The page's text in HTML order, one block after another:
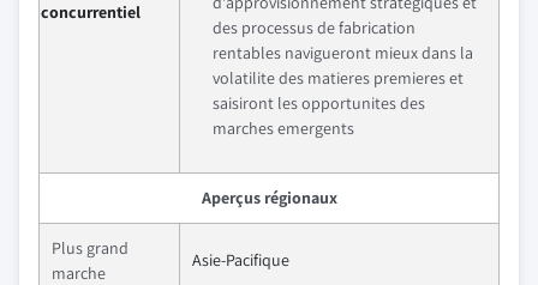
concurrentiel
des processus de fabrication
rentables navigueront mieux dans la
volatilite des matieres premieres et
saisiront les opportunites des
marches emergents
Aperçus régionaux
Plus grand
marche
Asie-Pacifique